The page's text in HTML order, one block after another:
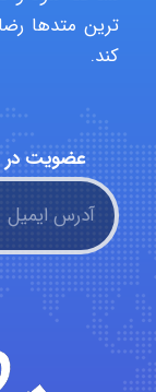
ترین متدها
کند.
عضویت در